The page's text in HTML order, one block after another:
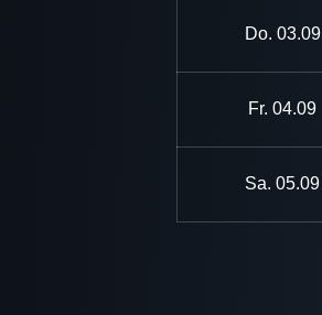
Do. 03.09
Fr. 04.09
Sa. 05.09